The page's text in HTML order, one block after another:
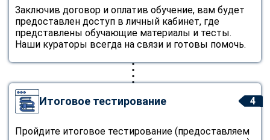
Заключив договор и оплатив обучение, вам будет
предоставлен доступ в личный кабинет, где
представлены обучающие материалы и тесты.
Наши кураторы всегда на связи и готовы помочь.
4
Итоговое тестирование
Пройдите итоговое тестирование (предоставляем